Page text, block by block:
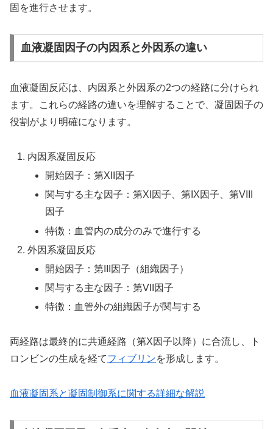
固を進行させます。
血液凝固因子の内因系と外因系の違い
血液凝固反応は、内因系と外因系の2つの経路に分けられ
ます。これらの経路の違いを理解することで、凝固因子の
役割がより明確になります。
内因系凝固反応
開始因子：第XII因子
関与する主な因子：第XI因子、第IX因子、第VIII
因子
特徴：血管内の成分のみで進行する
外因系凝固反応
開始因子：第III因子（組織因子）
関与する主な因子：第VII因子
特徴：血管外の組織因子が関与する
両経路は最終的に共通経路（第X因子以降）に合流し、ト
ロンビンの生成を経てフィブリンを形成します。
血液凝固系と凝固制御系に関する詳細な解説